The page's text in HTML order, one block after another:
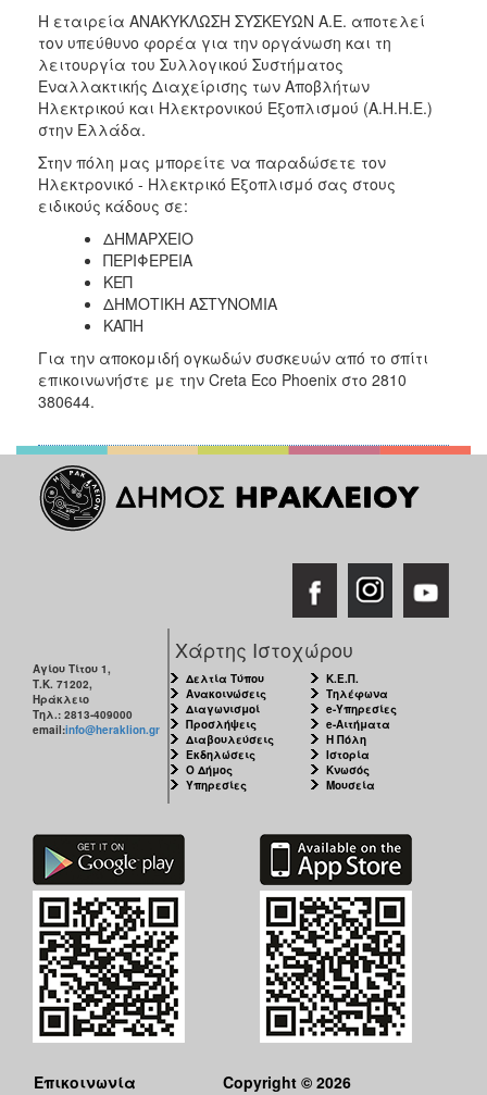
Η εταιρεία ΑΝΑΚΥΚΛΩΣΗ ΣΥΣΚΕΥΩΝ Α.Ε. αποτελεί
τον υπεύθυνο φορέα για την οργάνωση και τη
λειτουργία του Συλλογικού Συστήματος
Εναλλακτικής Διαχείρισης των Αποβλήτων
Ηλεκτρικού και Ηλεκτρονικού Εξοπλισμού (Α.Η.Η.Ε.)
στην Ελλάδα.
Στην πόλη μας μπορείτε να παραδώσετε τον
Ηλεκτρονικό - Ηλεκτρικό Εξοπλισμό σας στους
ειδικούς κάδους σε:
ΔΗΜΑΡΧΕΙΟ
ΠΕΡΙΦΕΡΕΙΑ
ΚΕΠ
ΔΗΜΟΤΙΚΗ ΑΣΤΥΝΟΜΙΑ
ΚΑΠΗ
Για την αποκομιδή ογκωδών συσκευών από το σπίτι
επικοινωνήστε με την Creta Eco Phoenix στο 2810
380644.
Αγίου Τίτου 1,
Τ.Κ. 71202,
Ηράκλειο
Τηλ.: 2813-409000
email:info@heraklion.gr
Χάρτης Ιστοχώρου
Δελτία Τύπου
Ανακοινώσεις
Διαγωνισμοί
Προσλήψεις
Διαβουλεύσεις
Εκδηλώσεις
Ο Δήμος
Υπηρεσίες
Κ.Ε.Π.
Τηλέφωνα
e-Υπηρεσίες
e-Αιτήματα
Η Πόλη
Ιστορία
Κνωσός
Μουσεία
Επικοινωνία Copyright © 2026